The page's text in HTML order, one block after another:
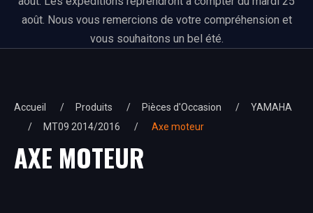
août. Nous vous remercions de votre compréhension et
vous souhaitons un bel été.
Accueil Produits Pièces d'Occasion
YAMAHA
MT09 2014/2016
Axe moteur
AXE MOTEUR